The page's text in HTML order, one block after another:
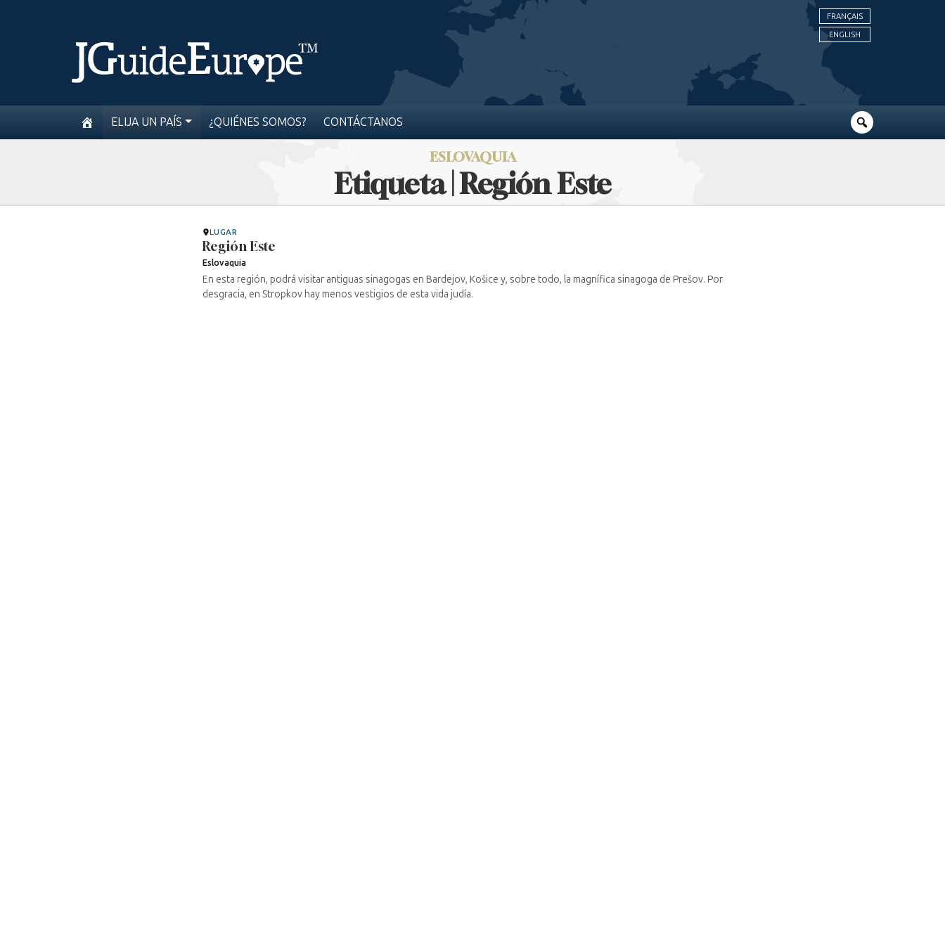
FRANÇAIS
ENGLISH
ELIJA UN PAÍS ¿QUIÉNES SOMOS? CONTÁCTANOS
ESLOVAQUIA
Etiqueta | Región Este
LUGAR
Región Este
Eslovaquia
En esta región, podrá visitar antiguas sinagogas en Bardejov, Košice y, sobre todo, la magnífica sinagoga de Prešov. Por
desgracia, en Stropkov hay menos vestigios de esta vida judía.